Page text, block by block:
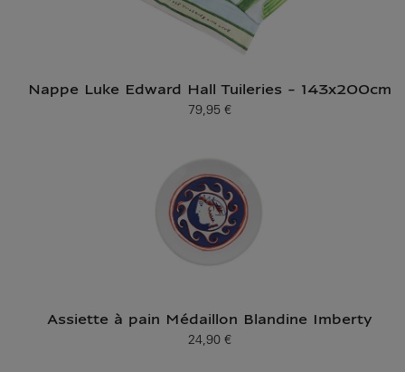
Nappe Luke Edward Hall Tuileries - 143x200cm
Prix ​​actuel
79,95 €
Assiette à pain Médaillon Blandine Imberty
Prix ​​actuel
24,90 €